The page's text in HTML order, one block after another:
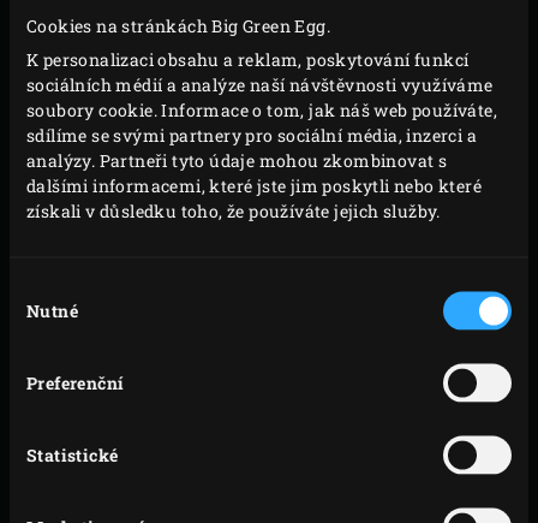
Cookies na stránkách Big Green Egg.
K personalizaci obsahu a reklam, poskytování funkcí
sociálních médií a analýze naší návštěvnosti využíváme
soubory cookie. Informace o tom, jak náš web používáte,
sdílíme se svými partnery pro sociální média, inzerci a
analýzy. Partneři tyto údaje mohou zkombinovat s
dalšími informacemi, které jste jim poskytli nebo které
získali v důsledku toho, že používáte jejich služby.
souhlasu
Nutné
Preferenční
Statistické
když se nejprve suroviny ogrilují. Je to velmi zdravý
způsob vaření, protože nejsou ztraceny žádné vitamíny
ani minerály. Koneckonců, udržíte tekutinu v
potravinách. Navíc je to velmi snadný proces a není tam
prakticky nic, co by se mohlo pokazit. Tekutina a nízká
teplota výrazně snižují riziko spálení nádobí a obvykle
nezáleží na tom, zda prodloužíte nebo zmenšíte dobu
MĚKKÉ A ŠŤAVNATÉ
všechny tvrdé kousky s množstvím pojivové tkáně se
stanou tak jemnými, jak to jen jde. Kolagen v pojivové